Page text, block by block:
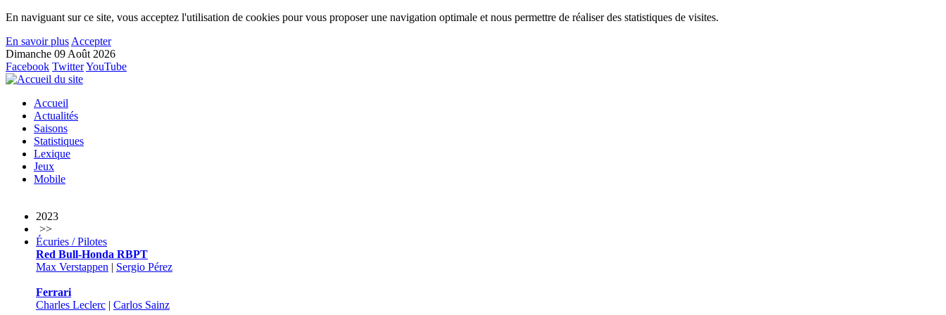
En naviguant sur ce site, vous acceptez l'utilisation de cookies pour vous proposer une navigation optimale et nous permettre de réaliser des statistiques de visites.
En savoir plus Accepter
Dimanche 09 Août 2026
Facebook TwitterYouTube
Accueil
Actualités
Saisons
Statistiques
Lexique
Jeux
Mobile
2023
>>
Écuries / Pilotes
Red Bull-Honda RBPT
Max Verstappen | Sergio Pérez
Ferrari
Charles Leclerc | Carlos Sainz